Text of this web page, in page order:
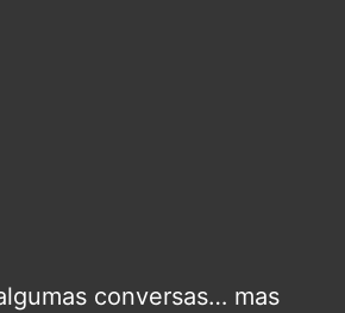
conversas… mas